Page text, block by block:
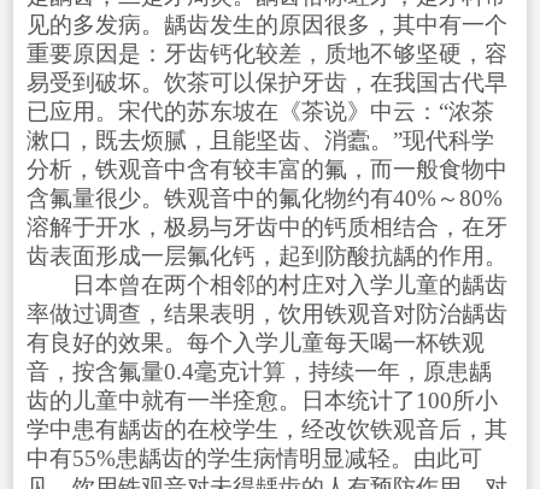
见的多发病。龋齿发生的原因很多，其中有一个
重要原因是：牙齿钙化较差，质地不够坚硬，容
易受到破坏。饮茶可以保护牙齿，在我国古代早
已应用。宋代的苏东坡在《茶说》中云：“浓茶
漱口，既去烦腻，且能坚齿、消蠹。”现代科学
分析，铁观音中含有较丰富的氟，而一般食物中
含氟量很少。铁观音中的氟化物约有40%～80%
溶解于开水，极易与牙齿中的钙质相结合，在牙
齿表面形成一层氟化钙，起到防酸抗龋的作用。
日本曾在两个相邻的村庄对入学儿童的龋齿
率做过调查，结果表明，饮用铁观音对防治龋齿
有良好的效果。每个入学儿童每天喝一杯铁观
音，按含氟量0.4毫克计算，持续一年，原患龋
齿的儿童中就有一半痊愈。日本统计了100所小
学中患有龋齿的在校学生，经改饮铁观音后，其
中有55%患龋齿的学生病情明显减轻。由此可